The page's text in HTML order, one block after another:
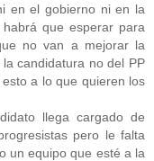
en el gobierno ni en la
que esperar para
no van a mejorar la
candidatura no del PP
a lo que quieren los
llega cargado de
pero le falta
un equipo que esté a la